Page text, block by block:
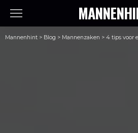
Mannenhint > Blog > Mannenzaken > 4 tips voor